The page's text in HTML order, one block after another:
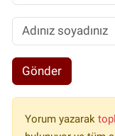
Gönder
Yorum yazarak